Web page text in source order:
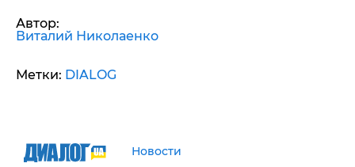
Автор:
Виталий Николаенко
Метки: DIALOG
Новости